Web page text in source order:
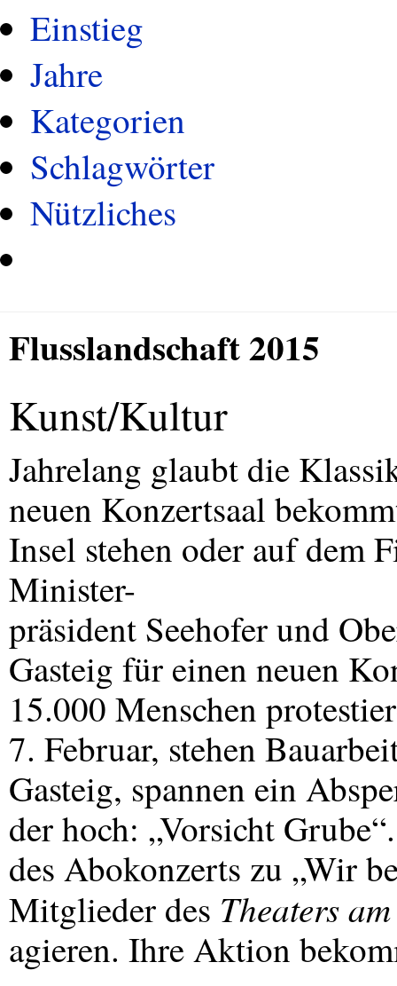
Einstieg
Jahre
Kategorien
Schlagwörter
Nützliches
Flusslandschaft 2015
Kunst/Kultur
Jahrelang glaubt die
neuen Konzertsaal
Insel stehen oder auf dem
Minister-
präsident Seehofer und
Gasteig für einen neuen
15.000 Menschen
7. Februar, stehen
Gasteig, spannen ein
der hoch: „Vorsicht
des Abokonzerts zu „Wir
Mitglieder des Theaters
agieren. Ihre Aktion